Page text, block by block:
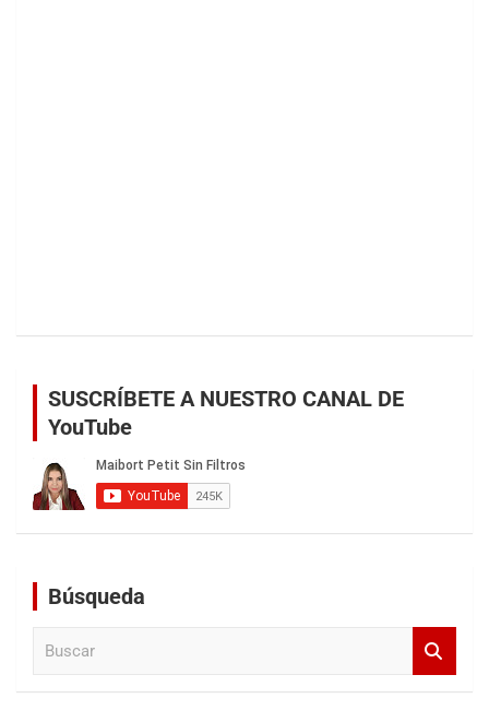
SUSCRÍBETE A NUESTRO CANAL DE
YouTube
Búsqueda